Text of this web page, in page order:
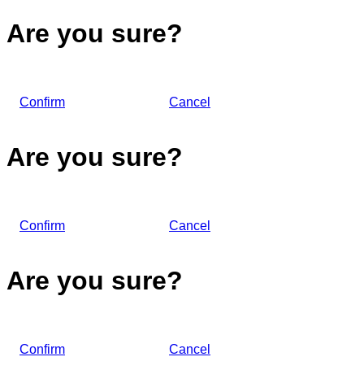
Are you sure?
Confirm Cancel
Are you sure?
Confirm Cancel
Are you sure?
Confirm Cancel